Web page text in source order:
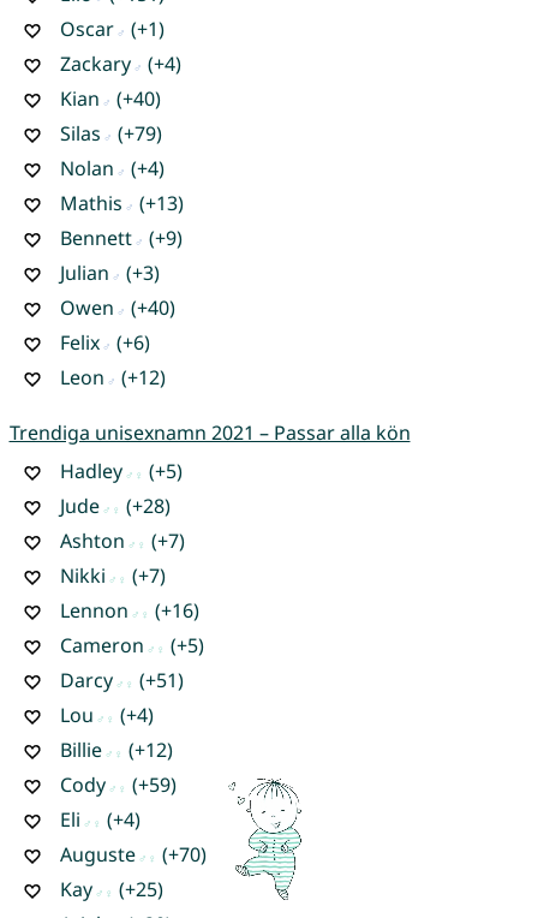
Oscar
(+1)
Zackary
(+4)
Kian
(+40)
Silas
(+79)
Nolan
(+4)
Mathis
(+13)
Bennett
(+9)
Julian
(+3)
Owen
(+40)
Felix
(+6)
Leon
(+12)
Trendiga unisexnamn 2021 – Passar alla kön
Hadley
(+5)
Jude
(+28)
Ashton
(+7)
Nikki
(+7)
Lennon
(+16)
Cameron
(+5)
Darcy
(+51)
Lou
(+4)
Billie
(+12)
Cody
(+59)
Eli
(+4)
Auguste
(+70)
Kay
(+25)